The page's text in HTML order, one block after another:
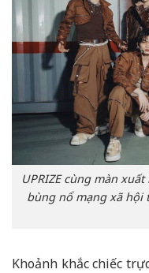
UPRIZE cùng màn
bùng nổ mạng xã hội
Khoảnh khắc chiếc